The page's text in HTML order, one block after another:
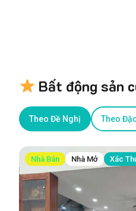
Bất động sản
Theo Đề Nghị Theo
Nhà Bán Nhà Mở Xác